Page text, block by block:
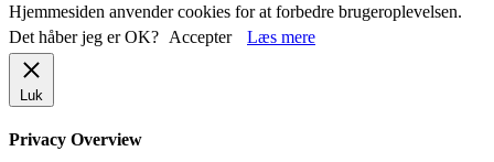
Hjemmesiden anvender cookies for at forbedre brugeroplevelsen.
Det håber jeg er OK? Accepter Læs mere
Luk
Privacy Overview